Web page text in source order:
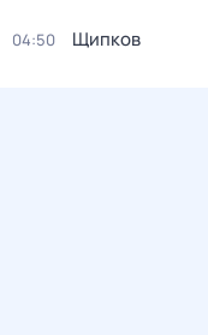
04:50 Щипков